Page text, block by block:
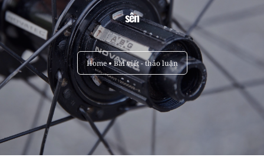
Sản phẩm
Hỏi đáp nhanh
Nhật ký sửa chữa
About
Login
sên
Home Bài viết - thảo luận